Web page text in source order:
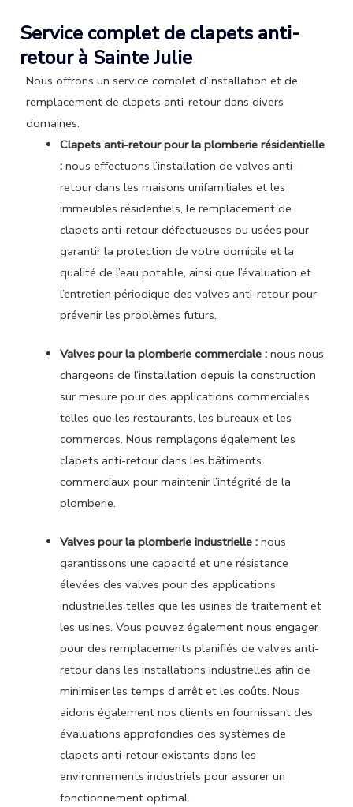
Service complet de clapets anti-
retour à Sainte Julie
Nous offrons un service complet d’installation et de
remplacement de clapets anti-retour dans divers
domaines.
Clapets anti-retour pour la plomberie résidentielle
: nous effectuons l’installation de valves anti-
retour dans les maisons unifamiliales et les
immeubles résidentiels, le remplacement de
clapets anti-retour défectueuses ou usées pour
garantir la protection de votre domicile et la
qualité de l’eau potable, ainsi que l’évaluation et
l’entretien périodique des valves anti-retour pour
prévenir les problèmes futurs.
Valves pour la plomberie commerciale : nous nous
chargeons de l’installation depuis la construction
sur mesure pour des applications commerciales
telles que les restaurants, les bureaux et les
commerces. Nous remplaçons également les
clapets anti-retour dans les bâtiments
commerciaux pour maintenir l’intégrité de la
plomberie.
Valves pour la plomberie industrielle : nous
garantissons une capacité et une résistance
élevées des valves pour des applications
industrielles telles que les usines de traitement et
les usines. Vous pouvez également nous engager
pour des remplacements planifiés de valves anti-
retour dans les installations industrielles afin de
minimiser les temps d’arrêt et les coûts. Nous
aidons également nos clients en fournissant des
évaluations approfondies des systèmes de
clapets anti-retour existants dans les
environnements industriels pour assurer un
fonctionnement optimal.